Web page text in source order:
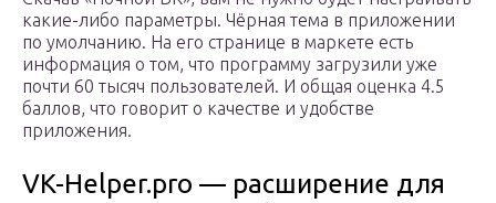
какие-либо параметры. Чёрная тема в приложении
по умолчанию. На его странице в маркете есть
информация о том, что программу загрузили уже
почти 60 тысяч пользователей. И общая оценка 4.5
баллов, что говорит о качестве и удобстве
приложения.
VK-Helper.pro — расширение для